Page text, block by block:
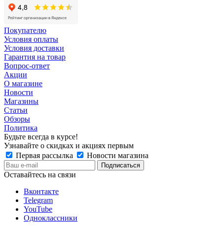
Покупателю
Условия оплаты
Условия доставки
Гарантия на товар
Вопрос-ответ
Акции
О магазине
Новости
Магазины
Статьи
Обзоры
Политика
Будьте всегда в курсе!
Узнавайте о скидках и акциях первым
Первая рассылка
Новости магазина
Оставайтесь на связи
Вконтакте
Telegram
YouTube
Одноклассники